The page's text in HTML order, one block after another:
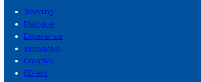
Trending
Dialogue
Experience
Innovative
Creative
SD-ers